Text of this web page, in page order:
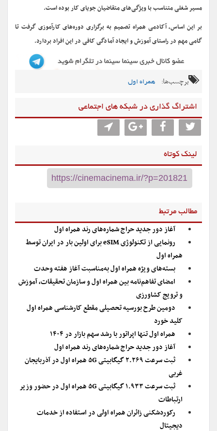
مسیر شغلی متناسب با ویژگی‌های متقاضیان جویای کار بوده است.
بر این اساس، آکادمی همراه تصمیم به برگزاری دوره‌های کارآموزی گرفت تا
گامی مهم در راستای آموزش و ایجاد آمادگی کافی در این افراد بردارد.
برچسب‌ها: همراه اول
اشتراگ گذاری در شبکه های اجتماعی
لینک کوتاه
مطالب مرتبط
آغاز دور جدید حراج شماره‌های رند همراه اول
رونمایی از تکنولوژی eSIM برای اولین بار در ایران توسط
همراه اول
بسته‌های ویژه همراه اول به‌مناسبت آغاز هفته وحدت
امضای تفاهم‌نامه بین‌ همراه اول و سازمان تحقیقات، آموزش
و ترویج کشاورزی
دومین طرح بورسیه تحصیلی مقطع کارشناسی همراه اول
کلید خورد
همراه اول تنها اپراتور با رشد سهم بازار در ۱۴۰۴
آغاز دور جدید حراج شماره‌های رند همراه اول
ثبت سرعت ۲.۲۶۹ گیگابیتی ۵G همراه اول در آذربایجان
غربی
ثبت سرعت ۱.۹۳۳ گیگابیتی ۵G همراه اول در حضور وزیر
ارتباطات
رکوردشکنی زائران همراه اولی در استفاده از خدمات
دیجیتال